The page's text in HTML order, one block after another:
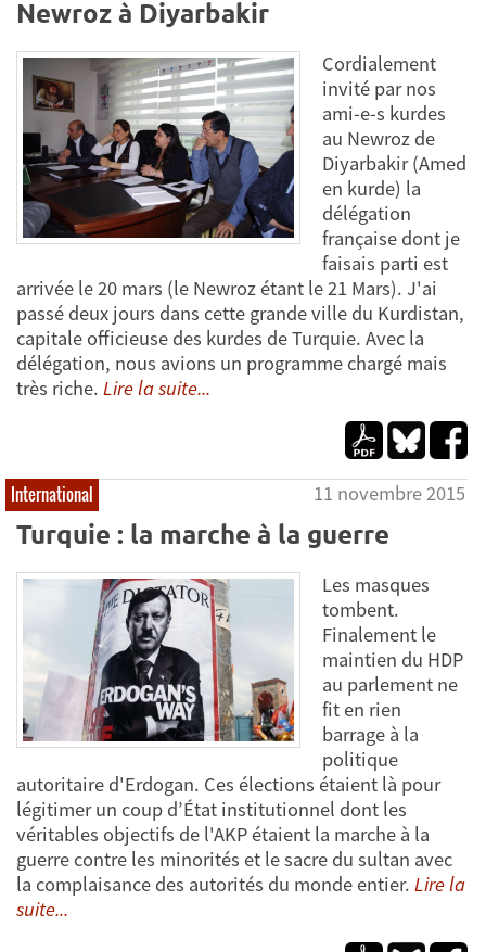
Newroz à Diyarbakir
Cordialement
invité par nos
ami-e-s kurdes
au Newroz de
Diyarbakir (Amed
en kurde) la
délégation
française dont je
faisais parti est
arrivée le 20 mars (le Newroz étant le 21 Mars). J'ai
passé deux jours dans cette grande ville du Kurdistan,
capitale officieuse des kurdes de Turquie. Avec la
délégation, nous avions un programme chargé mais
très riche. Lire la suite...
International 11 novembre 2015
Turquie : la marche à la guerre
Les masques
tombent.
Finalement le
maintien du HDP
au parlement ne
fit en rien
barrage à la
politique
autoritaire d'Erdogan. Ces élections étaient là pour
légitimer un coup d’État institutionnel dont les
véritables objectifs de l'AKP étaient la marche à la
guerre contre les minorités et le sacre du sultan avec
la complaisance des autorités du monde entier. Lire la
suite...